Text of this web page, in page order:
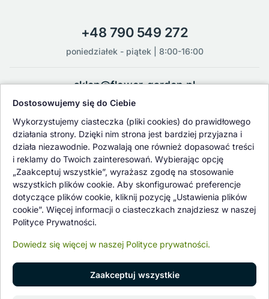
+48 790 549 272
poniedziałek - piątek | 8:00-16:00
sklep@flower-garden.pl
Oferowane przez nas rośliny i nasiona podlegają regularnej ścisłej
kontroli jakości oraz kontroli zdrowotnej przeprowadzanej przez
wykwalifikowane osoby z Państwowej Inspekcji Ochrony Roślin i
Nasiennictwa.
© 1997 - 2026 flower-garden.pl | Wszelkie prawa zastrzeżone.
Dostosowujemy się do Ciebie
Wykorzystujemy ciasteczka (pliki cookies) do prawidłowego
działania strony. Dzięki nim strona jest bardziej przyjazna i
działa niezawodnie. Pozwalają one również dopasować treści
i reklamy do Twoich zainteresowań. Wybierając opcję
„Zaakceptuj wszystkie”, wyrażasz zgodę na stosowanie
wszystkich plików cookie. Aby skonfigurować preferencje
dotyczące plików cookie, kliknij pozycję „Ustawienia plików
cookie”. Więcej informacji o ciasteczkach znajdziesz w naszej
Polityce Prywatności.
Dowiedz się więcej w naszej Polityce prywatności.
Zaakceptuj wszystkie